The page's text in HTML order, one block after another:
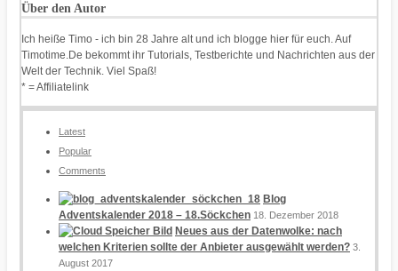
Über den Autor
Ich heiße Timo - ich bin 28 Jahre alt und ich blogge hier für euch. Auf
Timotime.De bekommt ihr Tutorials, Testberichte und Nachrichten aus der
Welt der Technik. Viel Spaß!
* = Affiliatelink
Latest
Popular
Comments
Blog
Adventskalender 2018 – 18.Söckchen 18. Dezember 2018
Neues aus der Datenwolke: nach
welchen Kriterien sollte der Anbieter ausgewählt werden? 3.
August 2017